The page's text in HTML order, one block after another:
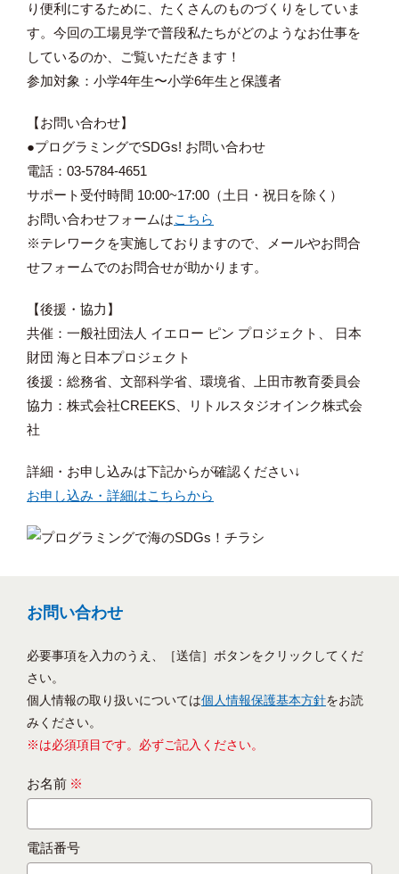
り便利にするために、たくさんのものづくりをしていま
す。今回の工場見学で普段私たちがどのようなお仕事を
しているのか、ご覧いただきます！
参加対象：小学4年生〜小学6年生と保護者
【お問い合わせ】
●プログラミングでSDGs! お問い合わせ
電話：03-5784-4651
サポート受付時間 10:00~17:00（土日・祝日を除く）
お問い合わせフォームはこちら
※テレワークを実施しておりますので、メールやお問合
せフォームでのお問合せが助かります。
【後援・協力】
共催：一般社団法人 イエロー ピン プロジェクト、 日本
財団 海と日本プロジェクト
後援：総務省、文部科学省、環境省、上田市教育委員会
協力：株式会社CREEKS、リトルスタジオインク株式会
社
詳細・お申し込みは下記からが確認ください↓
お申し込み・詳細はこちらから
お問い合わせ
必要事項を入力のうえ、［送信］ボタンをクリックしてくだ
さい。
個人情報の取り扱いについては個人情報保護基本方針をお読
みください。
※は必須項目です。必ずご記入ください。
お名前 ※
電話番号